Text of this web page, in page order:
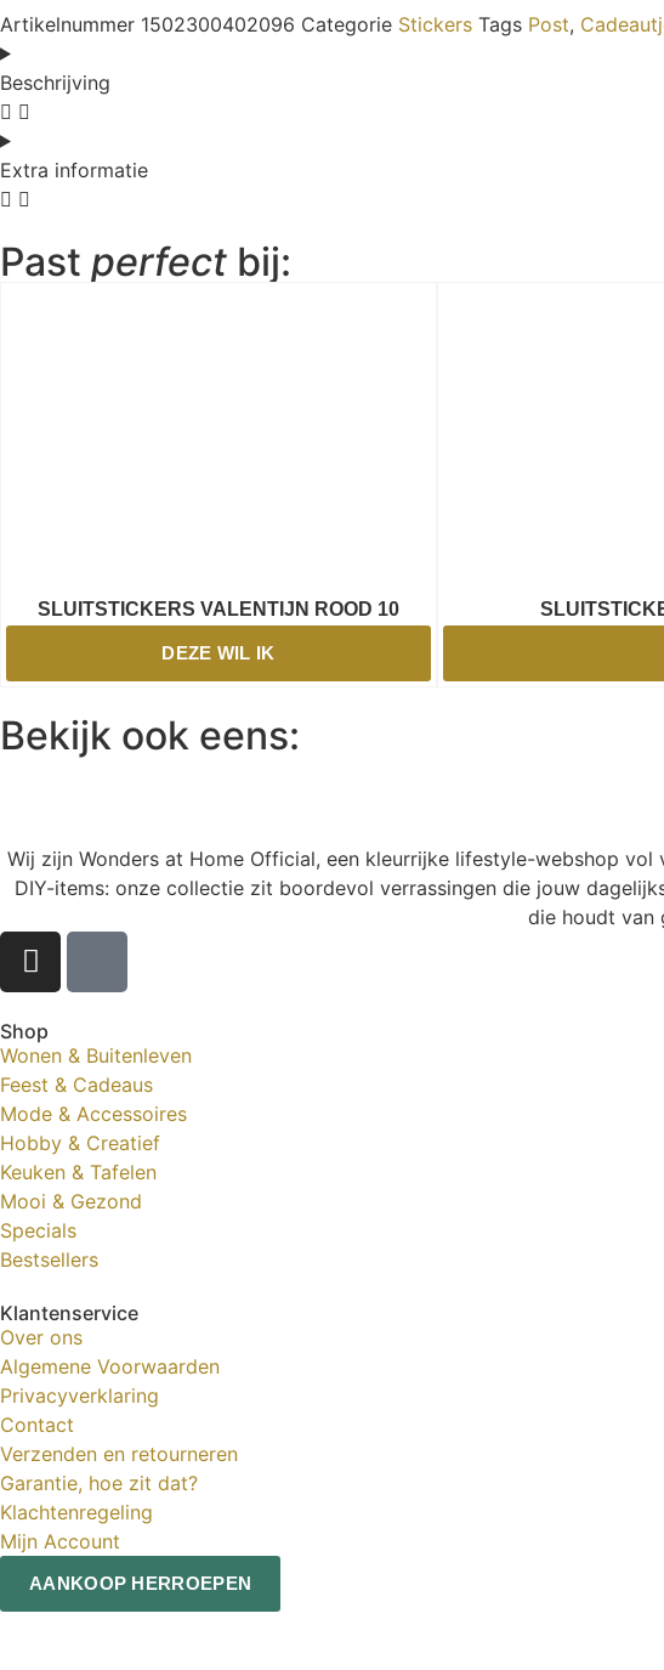
Artikelnummer 1502300402096 Categorie Stickers Tags Post,
Beschrijving
Extra informatie
Past perfect bij:
SLUITSTICKERS VALENTIJN ROOD 10
DEZE WIL IK
Bekijk ook eens:
Wij zijn Wonders at Home Official, een kleurrijke lifestyle-webshop
DIY-items: onze collectie zit boordevol verrassingen die jouw
die houdt van
Shop
Wonen & Buitenleven
Feest & Cadeaus
Mode & Accessoires
Hobby & Creatief
Keuken & Tafelen
Mooi & Gezond
Specials
Bestsellers
Klantenservice
Over ons
Algemene Voorwaarden
Privacyverklaring
Contact
Verzenden en retourneren
Garantie, hoe zit dat?
Klachtenregeling
Mijn Account
AANKOOP HERROEPEN